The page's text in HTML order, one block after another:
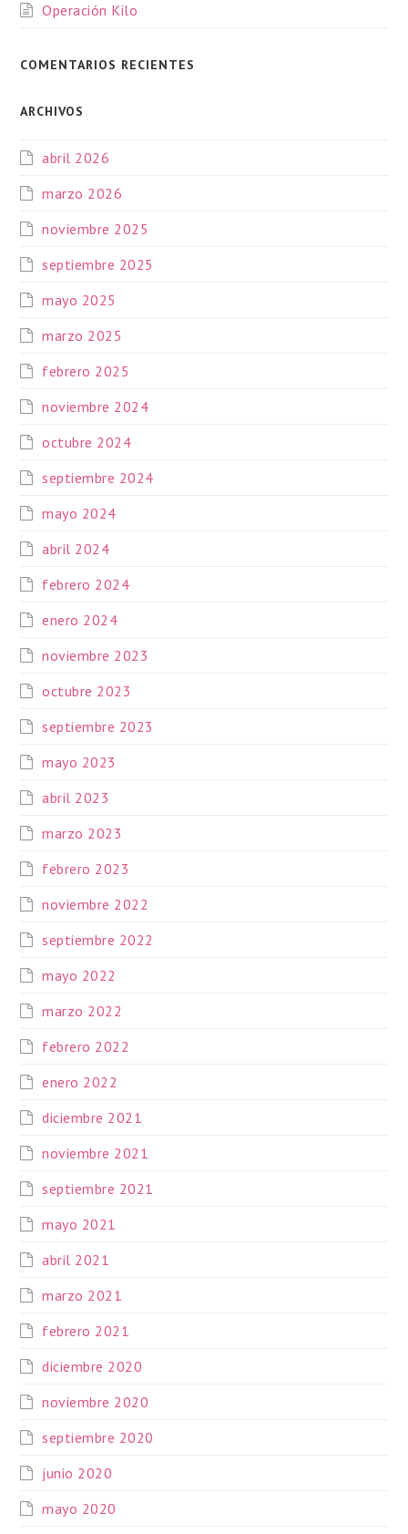
Operación Kilo
COMENTARIOS RECIENTES
ARCHIVOS
abril 2026
marzo 2026
noviembre 2025
septiembre 2025
mayo 2025
marzo 2025
febrero 2025
noviembre 2024
octubre 2024
septiembre 2024
mayo 2024
abril 2024
febrero 2024
enero 2024
noviembre 2023
octubre 2023
septiembre 2023
mayo 2023
abril 2023
marzo 2023
febrero 2023
noviembre 2022
septiembre 2022
mayo 2022
marzo 2022
febrero 2022
enero 2022
diciembre 2021
noviembre 2021
septiembre 2021
mayo 2021
abril 2021
marzo 2021
febrero 2021
diciembre 2020
noviembre 2020
septiembre 2020
junio 2020
mayo 2020